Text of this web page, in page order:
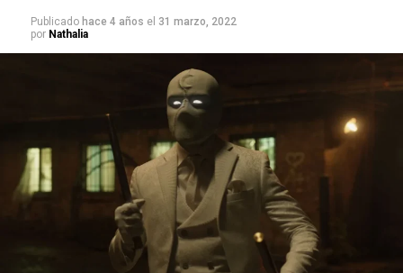
Publicado hace 4 años el 31 marzo, 2022
por Nathalia